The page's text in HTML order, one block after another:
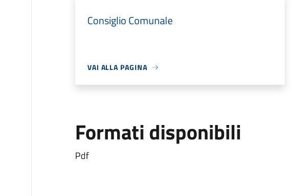
Consiglio Comunale
VAI ALLA PAGINA
Formati disponibili
Pdf